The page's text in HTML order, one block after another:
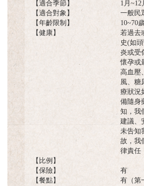
【適合季節】
1月~12
【適合對象】
一般民
【年齡限制】
10~70
【健康】
若過去
史(如
炎或受
懷孕或
高血壓
風、糖
療狀況
備隨身
知，我
建議、
未告知
故，我
律責任
【比例】
【保險】
有
【餐點】
有（第